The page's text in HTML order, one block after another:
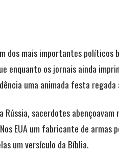
dos mais importantes
enquanto os jornais ainda
uma animada festa
Rússia, sacerdotes
EUA um fabricante de armas
um versículo da Bíblia.